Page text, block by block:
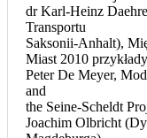
dr Karl-Heinz
Transportu
Saksonii-Anhalt),
Miast 2010
Peter De Meyer,
and
the Seine-Scheldt
Joachim Olbricht